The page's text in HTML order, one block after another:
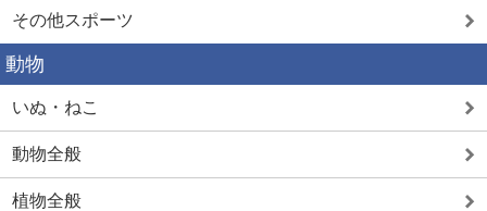
その他スポーツ
動物
いぬ・ねこ
動物全般
植物全般